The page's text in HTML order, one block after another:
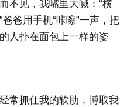
不见，我嘴里大喊：“横
爸用手机“咔嚓”一声，把
人扑在面包上一样的姿
常抓住我的软肋，博取我